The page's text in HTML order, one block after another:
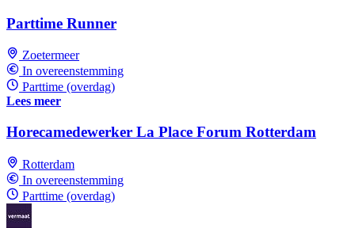
Parttime Runner
Zoetermeer
In overeenstemming
Parttime (overdag)
Lees meer
Horecamedewerker La Place Forum Rotterdam
Rotterdam
In overeenstemming
Parttime (overdag)